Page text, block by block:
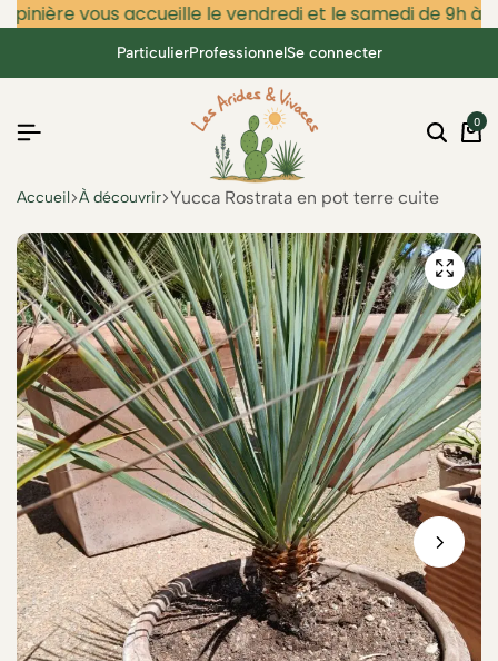
vous accueille le vendredi et le samedi de 9h à
ParticulierProfessionnelSe connecter
0
Accueil À découvrir Yucca Rostrata en pot terre cuite